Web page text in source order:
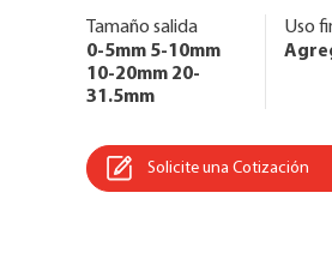
Tamaño salida
0-5mm 5-10mm
10-20mm 20-
31.5mm
Uso
Solicite una Cotización